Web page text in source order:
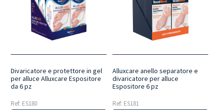
Divaricatore e protettore in gel
per alluce Alluxcare Espositore
da 6 pz
Ref: ES180
Alluxcare anello separatore e
divaricatore per alluce
Espositore 6 pz
Ref: ES181